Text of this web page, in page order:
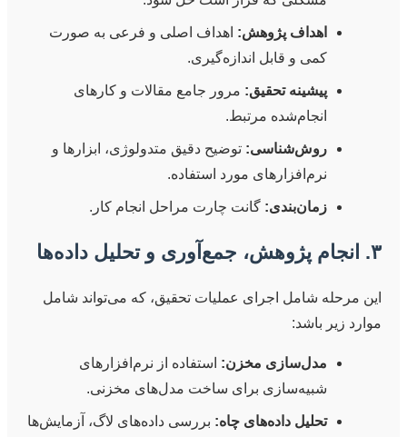
اهداف پژوهش: اهداف اصلی و فرعی به صورت
کمی و قابل اندازه‌گیری.
پیشینه تحقیق: مرور جامع مقالات و کارهای
انجام‌شده مرتبط.
روش‌شناسی: توضیح دقیق متدولوژی، ابزارها و
نرم‌افزارهای مورد استفاده.
زمان‌بندی: گانت چارت مراحل انجام کار.
۳. انجام پژوهش، جمع‌آوری و تحلیل داده‌ها
این مرحله شامل اجرای عملیات تحقیق، که می‌تواند شامل
موارد زیر باشد:
مدل‌سازی مخزن: استفاده از نرم‌افزارهای
شبیه‌سازی برای ساخت مدل‌های مخزنی.
تحلیل داده‌های چاه: بررسی داده‌های لاگ، آزمایش‌ها